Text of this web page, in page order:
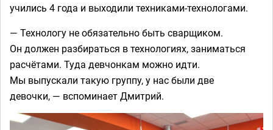
учились 4 года и выходили техниками-технологами.
— Технологу не обязательно быть сварщиком.
Он должен разбираться в технологиях, заниматься
расчётами. Туда девчонкам можно идти.
Мы выпускали такую группу, у нас были две
девочки, — вспоминает Дмитрий.